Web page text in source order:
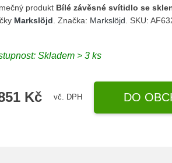
produkt Bílé závěsné svítidlo se
Markslöjd . Značka: Markslöjd . SKU:
Skladem > 3 ks
Kč vč. DPH DO